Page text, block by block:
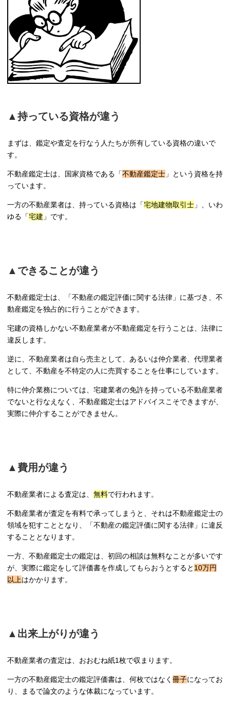
▲持っている資格が違う
まずは、鑑定や査定を行なう人たちが所有している資格の違いで
す。
不動産鑑定士は、国家資格である「不動産鑑定士 」という資格を持
っています。
一方の不動産業者は、持っている資格は「宅地建物取引士 」、いわ
ゆる「宅建 」です。
▲できることが違う
不動産鑑定士は、「不動産の鑑定評価に関する法律」に基づき、不
動産鑑定を独占的に行うことができます。
宅建の資格しかない不動産業者が不動産鑑定を行うことは、法律に
違反します。
逆に、不動産業者は自ら売主として、あるいは仲介業者、代理業者
として、不動産を不特定の人に売買することを仕事にしています。
特に仲介業務については、宅建業者の免許を持っている不動産業者
でないと行なえなく、不動産鑑定士はアドバイスこそできますが、
実際に仲介することができません。
▲費用が違う
不動産業者による査定は、 無料で行われます。
不動産業者が査定を有料で承ってしまうと、それは不動産鑑定士の
領域を犯すこととなり、「不動産の鑑定評価に関する法律」に違反
することとなります。
一方、不動産鑑定士の鑑定は、初回の相談は無料なことが多いです
が、実際に鑑定をして評価書を作成してもらおうとすると 10万円
以上はかかります。
▲出来上がりが違う
不動産業者の査定は、おおむね紙1枚で収まります。
一方の不動産鑑定士の鑑定評価書は、何枚ではなく 冊子になってお
り、まるで論文のような体裁になっています。